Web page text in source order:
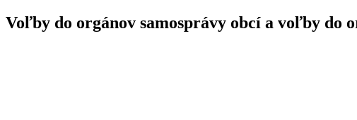
Voľby do orgánov samosprávy obcí a voľby do